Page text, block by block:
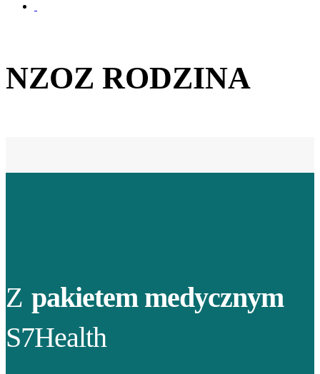
NZOZ RODZINA
Z pakietem medycznym
S7Health